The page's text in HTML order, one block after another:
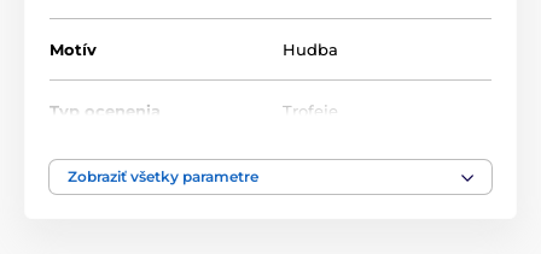
Motív Hudba
Typ ocenenia Trofeje
Materiál
Zobraziť všetky parametre